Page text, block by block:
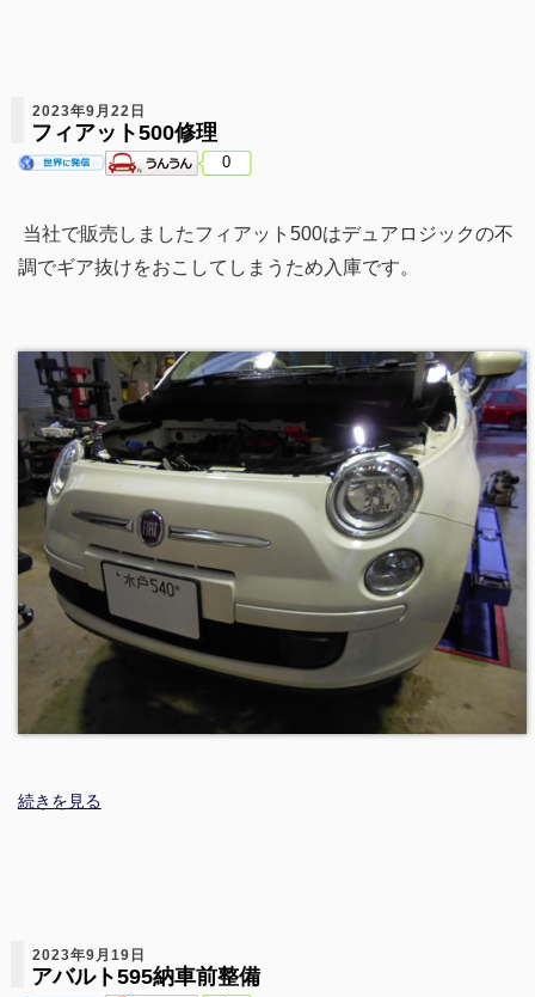
2023年9月22日
フィアット500修理
0
当社で販売しましたフィアット500はデュアロジックの不
調でギア抜けをおこしてしまうため入庫です。
続きを見る
2023年9月19日
アバルト595納車前整備